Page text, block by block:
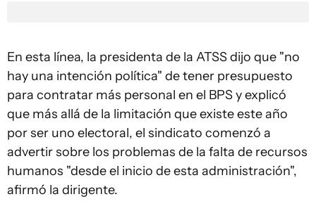
En esta línea, la presidenta de la ATSS dijo que "no
hay una intención política" de tener presupuesto
para contratar más personal en el BPS y explicó
que más allá de la limitación que existe este año
por ser uno electoral, el sindicato comenzó a
advertir sobre los problemas de la falta de recursos
humanos "desde el inicio de esta administración",
afirmó la dirigente.